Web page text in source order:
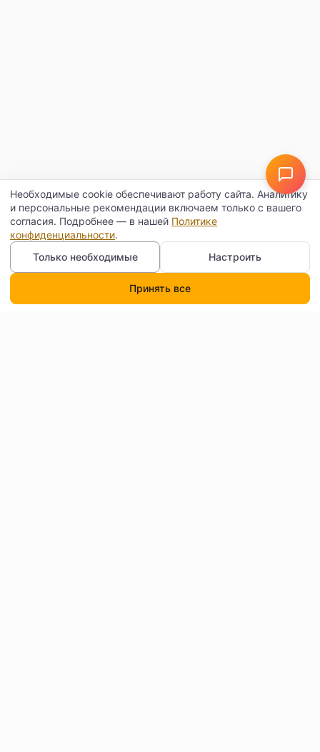
Необходимые cookie обеспечивают работу сайта. Аналитику
и персональные рекомендации включаем только с вашего
согласия. Подробнее — в нашей Политике
конфиденциальности.
Только необходимые
Настроить
Принять все